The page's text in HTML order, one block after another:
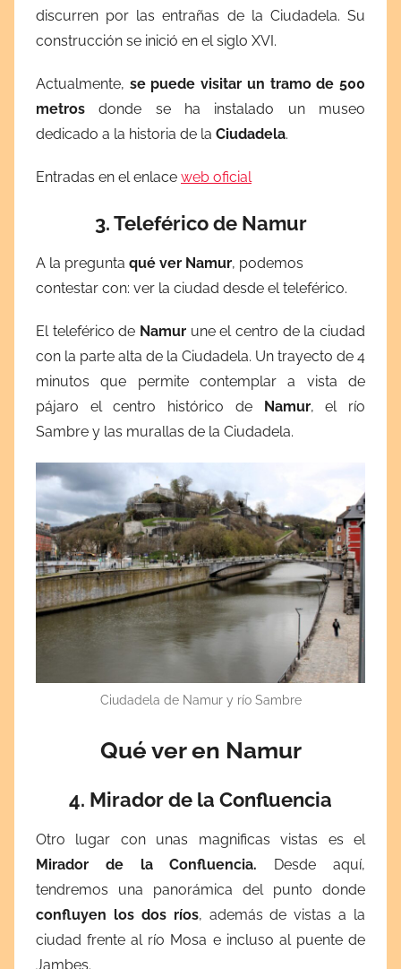
discurren por las entrañas de la Ciudadela. Su
construcción se inició en el siglo XVI.
Actualmente, se puede visitar un tramo de 500
metros donde se ha instalado un museo
dedicado a la historia de la Ciudadela.
Entradas en el enlace web oficial
3. Teleférico de Namur
A la pregunta qué ver Namur, podemos
contestar con: ver la ciudad desde el teleférico.
El teleférico de Namur une el centro de la ciudad
con la parte alta de la Ciudadela. Un trayecto de 4
minutos que permite contemplar a vista de
pájaro el centro histórico de
Namur, el río
Sambre y las murallas de la Ciudadela.
Ciudadela de Namur y río Sambre
Qué ver en Namur
4. Mirador de la Confluencia
Otro lugar con unas magnificas vistas es el
Mirador de la Confluencia. Desde aquí,
tendremos una panorámica del punto donde
confluyen los dos ríos, además de vistas a la
ciudad frente al río Mosa e incluso al puente de
Jambes.